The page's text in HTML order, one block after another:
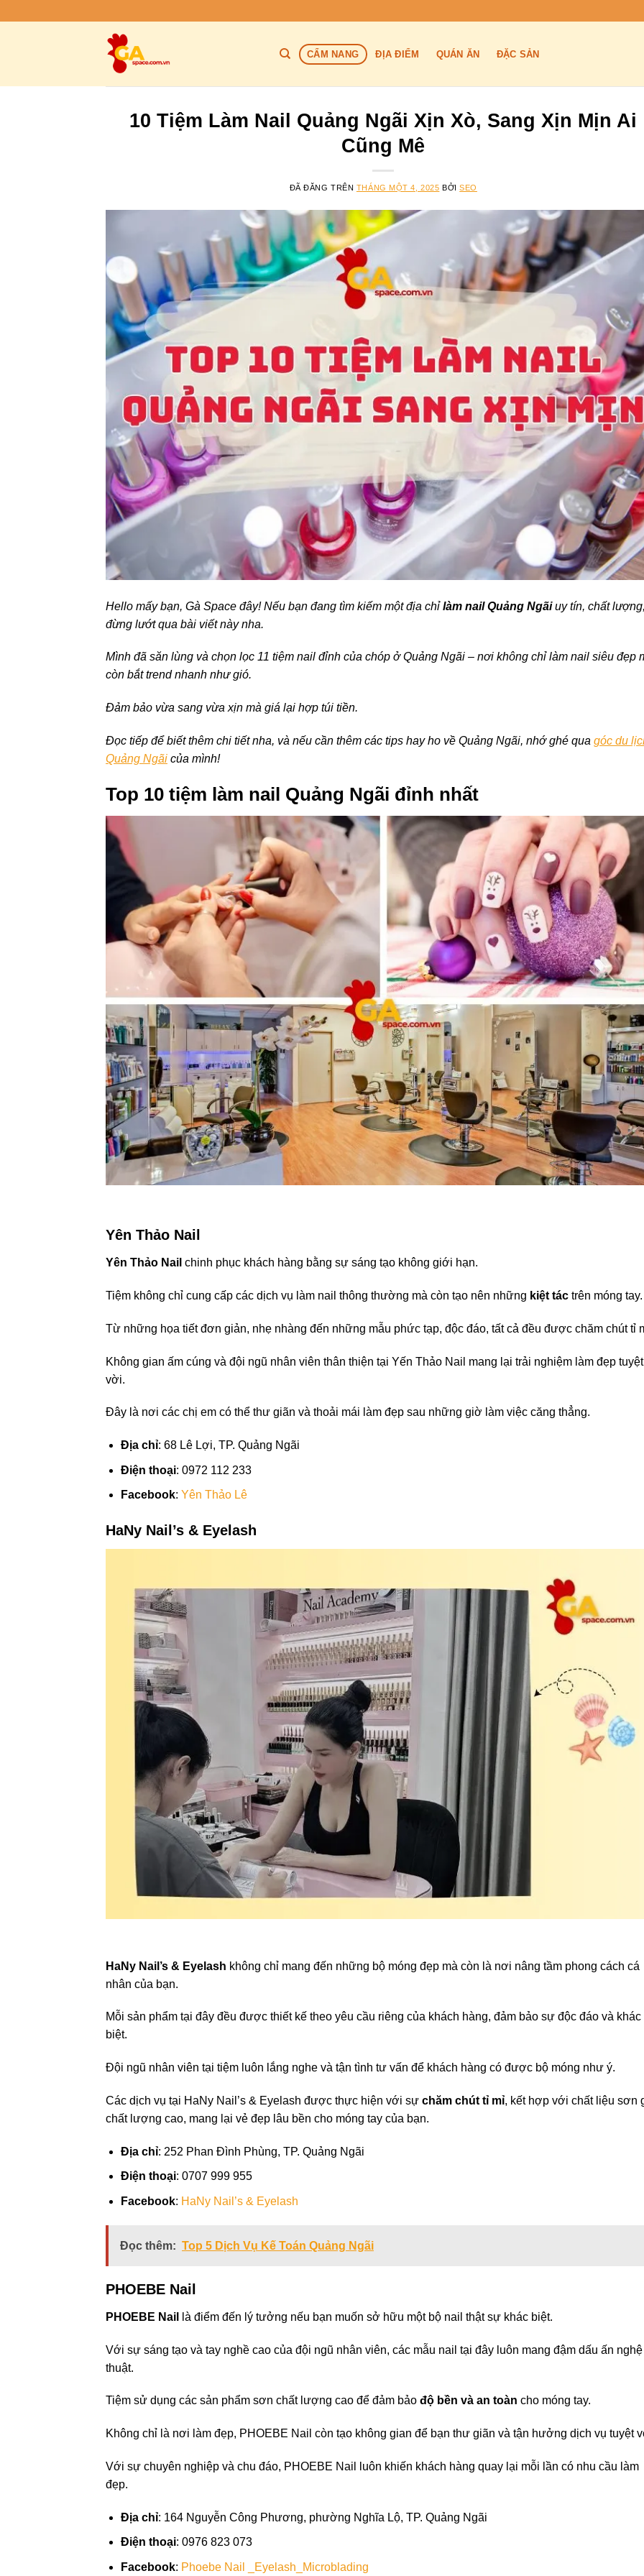
CẨM NANG ĐỊA ĐIỂM QUÁN ĂN ĐẶC SẢN
10 Tiệm Làm Nail Quảng Ngãi Xịn Xò, Sang Xịn Mịn Ai
Cũng Mê
ĐÃ ĐĂNG TRÊN THÁNG MỘT 4, 2025 BỞISEO
Hello mấy bạn, Gà Space đây! Nếu bạn đang tìm kiếm một địa chỉlàm nail Quảng Ngãiuy tín, chất
đừng lướt qua bài viết này nha.
Mình đã săn lùng và chọn lọc 11 tiệm nail đỉnh của chóp ở Quảng Ngãi – nơi không chỉ làm nail siêu đẹp
còn bắt trend nhanh như gió.
Đảm bảo vừa sang vừa xịn mà giá lại hợp túi tiền.
Đọc tiếp để biết thêm chi tiết nha, và nếu cần thêm các tips hay ho về Quảng Ngãi, nhớ ghé qua góc du
Quảng Ngãi của mình!
Top 10 tiệm làm nail Quảng Ngãi đỉnh nhất
Yên Thảo Nail
Yên Thảo Nail chinh phục khách hàng bằng sự sáng tạo không giới hạn.
Tiệm không chỉ cung cấp các dịch vụ làm nail thông thường mà còn tạo nên những kiệt tác trên móng tay.
Từ những họa tiết đơn giản, nhẹ nhàng đến những mẫu phức tạp, độc đáo, tất cả đều được chăm chút tỉ
Không gian ấm cúng và đội ngũ nhân viên thân thiện tại Yến Thảo Nail mang lại trải nghiệm làm đẹp tuyệt
vời.
Đây là nơi các chị em có thể thư giãn và thoải mái làm đẹp sau những giờ làm việc căng thẳng.
Địa chỉ: 68 Lê Lợi, TP. Quảng Ngãi
Điện thoại: 0972 112 233
Facebook: Yên Thảo Lê
HaNy Nail’s & Eyelash
HaNy Nail’s & Eyelash không chỉ mang đến những bộ móng đẹp mà còn là nơi nâng tầm phong cách cá
nhân của bạn.
Mỗi sản phẩm tại đây đều được thiết kế theo yêu cầu riêng của khách hàng, đảm bảo sự độc đáo và khác
biệt.
Đội ngũ nhân viên tại tiệm luôn lắng nghe và tận tình tư vấn để khách hàng có được bộ móng như ý.
Các dịch vụ tại HaNy Nail’s & Eyelash được thực hiện với sự chăm chút tỉ mỉ, kết hợp với chất liệu sơn
chất lượng cao, mang lại vẻ đẹp lâu bền cho móng tay của bạn.
Địa chỉ: 252 Phan Đình Phùng, TP. Quảng Ngãi
Điện thoại: 0707 999 955
Facebook: HaNy Nail’s & Eyelash
Đọc thêm: Top 5 Dịch Vụ Kế Toán Quảng Ngãi
PHOEBE Nail
PHOEBE Nail là điểm đến lý tưởng nếu bạn muốn sở hữu một bộ nail thật sự khác biệt.
Với sự sáng tạo và tay nghề cao của đội ngũ nhân viên, các mẫu nail tại đây luôn mang đậm dấu ấn nghệ
thuật.
Tiệm sử dụng các sản phẩm sơn chất lượng cao để đảm bảo độ bền và an toàn cho móng tay.
Không chỉ là nơi làm đẹp, PHOEBE Nail còn tạo không gian để bạn thư giãn và tận hưởng dịch vụ tuyệt
Với sự chuyên nghiệp và chu đáo, PHOEBE Nail luôn khiến khách hàng quay lại mỗi lần có nhu cầu làm
đẹp.
Địa chỉ: 164 Nguyễn Công Phương, phường Nghĩa Lộ, TP. Quảng Ngãi
Điện thoại: 0976 823 073
Facebook: Phoebe Nail _Eyelash_Microblading